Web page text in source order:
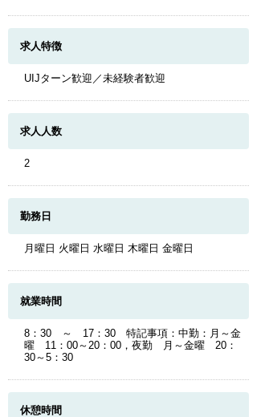
求人特徴
UIJターン歓迎／未経験者歓迎
求人人数
2
勤務日
月曜日 火曜日 水曜日 木曜日 金曜日
就業時間
8：30 ～ 17：30 特記事項：中勤：月～金
曜 11：00～20：00，夜勤 月～金曜 20：
30～5：30
休憩時間